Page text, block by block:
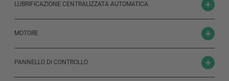
LUBRIFICAZIONE CENTRALIZZATA AUTOMATICA
MOTORE
PANNELLO DI CONTROLLO